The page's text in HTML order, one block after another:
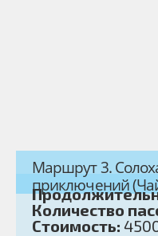
Маршрут 3.
приключений
Количество
Стоимость: